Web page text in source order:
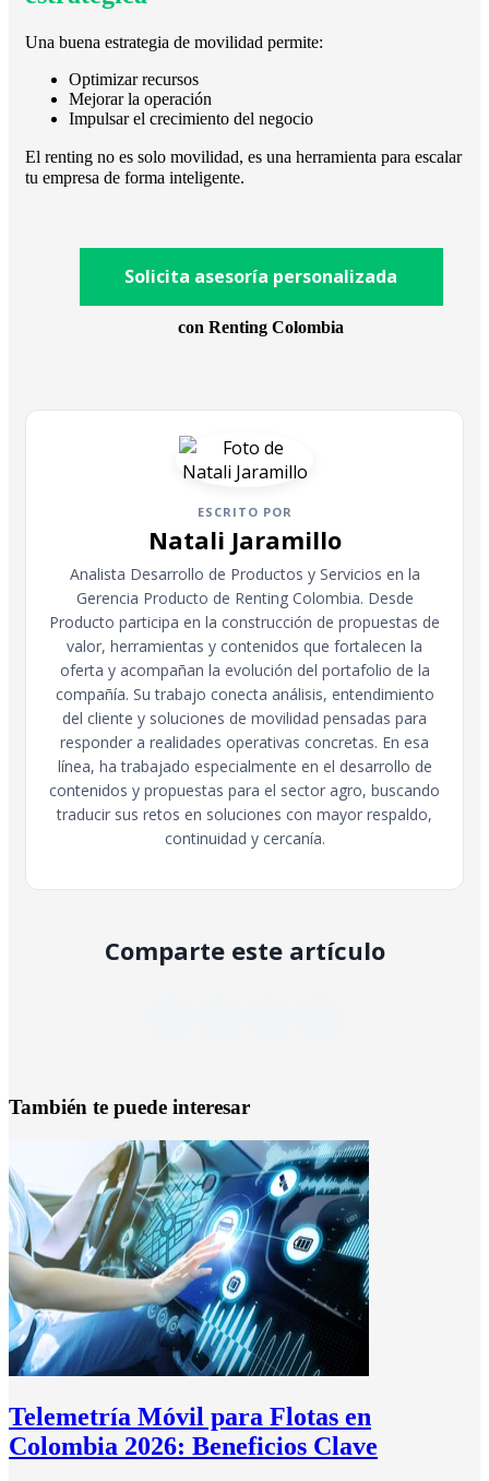
Una buena estrategia de movilidad permite:
Optimizar recursos
Mejorar la operación
Impulsar el crecimiento del negocio
El renting no es solo movilidad, es una herramienta para escalar
tu empresa de forma inteligente.
Solicita asesoría personalizada
con Renting Colombia
ESCRITO POR
Natali Jaramillo
Analista Desarrollo de Productos y Servicios en la
Gerencia Producto de Renting Colombia. Desde
Producto participa en la construcción de propuestas de
valor, herramientas y contenidos que fortalecen la
oferta y acompañan la evolución del portafolio de la
compañía. Su trabajo conecta análisis, entendimiento
del cliente y soluciones de movilidad pensadas para
responder a realidades operativas concretas. En esa
línea, ha trabajado especialmente en el desarrollo de
contenidos y propuestas para el sector agro, buscando
traducir sus retos en soluciones con mayor respaldo,
continuidad y cercanía.
Comparte este artículo
También te puede interesar
Telemetría Móvil para Flotas en
Colombia 2026: Beneficios Clave